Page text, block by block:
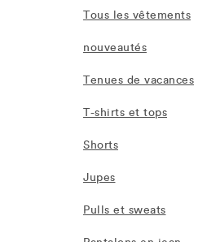
Tous les vêtements
nouveautés
Tenues de vacances
T-shirts et tops
Shorts
Jupes
Pulls et sweats